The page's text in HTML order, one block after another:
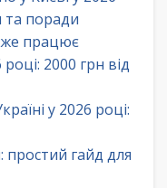
та поради
працює
2000 грн від
у 2026 році:
простий гайд для